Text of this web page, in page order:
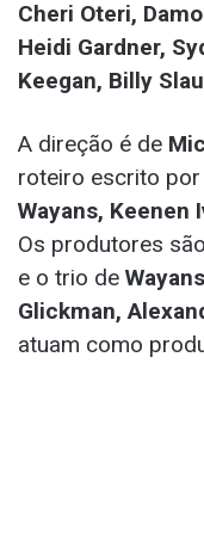
Cheri Oteri,
Heidi Gardner,
Keegan, Billy
A direção é de
roteiro escrito por
Wayans, Keenen
Os produtores são
e o trio de Wayans
Glickman,
atuam como